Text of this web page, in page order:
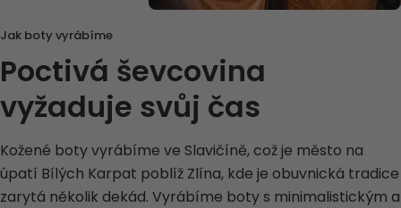
Jak boty vyrábíme
Poctivá ševcovina
vyžaduje svůj čas
Kožené boty vyrábíme ve Slavičíně, což je město na
úpatí Bílých Karpat poblíž Zlína, kde je obuvnická tradice
zarytá několik dekád. Vyrábíme boty s minimalistickým a